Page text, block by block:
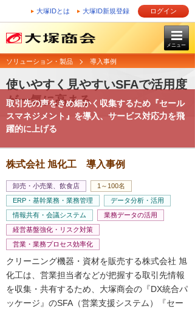
大塚IDとは 大塚ID新規登録 ログイン
メニュー
ソリューション・製品 導入事例
使いやすく見やすいSFAで活用度
が一気に高まる
取引先の声をきめ細かく収集するため『セール
スマネジメント』を導入、サービス対応力を飛
躍的に上げる
株式会社 旭化工 導入事例
卸売・小売業、飲食店
1～100名
ERP・基幹業務・業務管理
データ分析・活用
情報共有・会議システム
業務データの活用
経営基盤強化・リスク対策
営業・業務プロセス効率化
クリーニング機器・資材を販売する株式会社 旭
化工は、営業担当者などが把握する取引先情報
を収集・共有するため、大塚商会の『DX統合パ
ッケージ』のSFA（営業支援システム）『セー